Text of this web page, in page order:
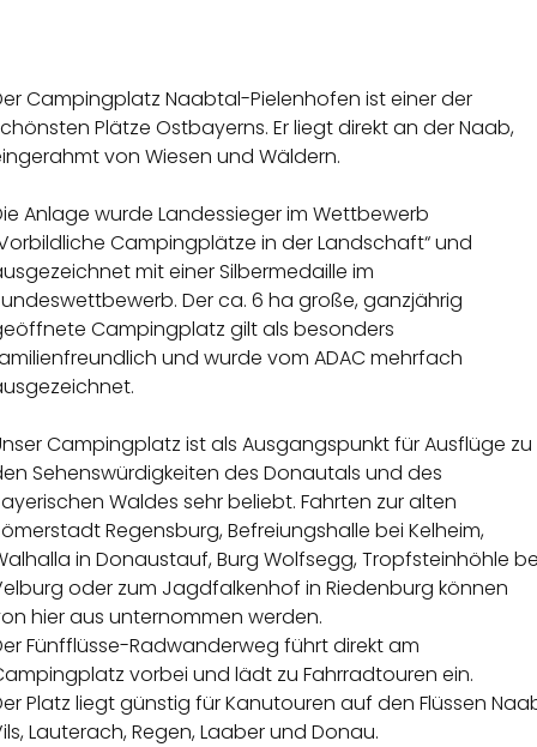
Campingplatz Naabtal-Pielenhofen ist einer der
Plätze Ostbayerns. Er liegt direkt an der Naab,
von Wiesen und Wäldern.
Anlage wurde Landessieger im Wettbewerb
Campingplätze in der Landschaft“ und
mit einer Silbermedaille im
Der ca. 6 ha große, ganzjährig
Campingplatz gilt als besonders
und wurde vom ADAC mehrfach
Campingplatz ist als Ausgangspunkt für Ausflüge zu
Sehenswürdigkeiten des Donautals und des
Waldes sehr beliebt. Fahrten zur alten
Regensburg, Befreiungshalle bei Kelheim,
in Donaustauf, Burg Wolfsegg, Tropfsteinhöhle
oder zum Jagdfalkenhof in Riedenburg können
hier aus unternommen werden.
Fünfflüsse-Radwanderweg führt direkt am
vorbei und lädt zu Fahrradtouren ein.
Platz liegt günstig für Kanutouren auf den Flüssen
Lauterach, Regen, Laaber und Donau.